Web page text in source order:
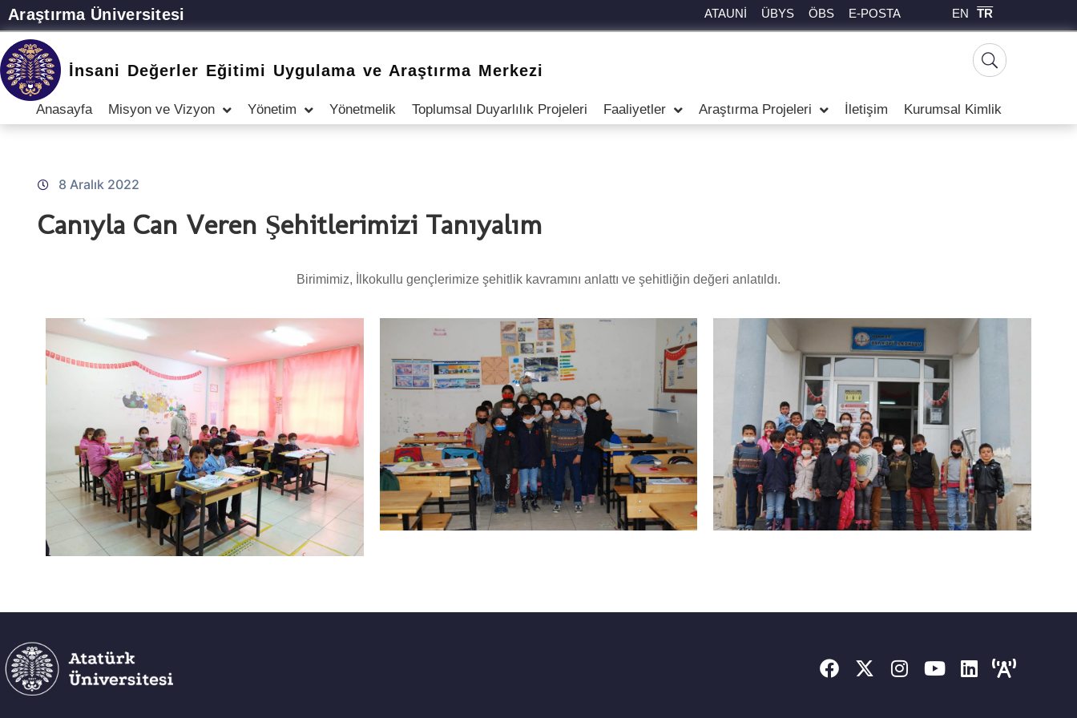
Araştırma Üniversitesi ATAUNİ ÜBYS ÖBS E-POSTA EN TR
İnsani Değerler Eğitimi Uygulama ve Araştırma Merkezi
Anasayfa Misyon ve Vizyon Yönetim Yönetmelik Toplumsal Duyarlılık Projeleri Faaliyetler Araştırma Projeleri İletişim Kurumsal Kimlik
8 Aralık 2022
Canıyla Can Veren Şehitlerimizi Tanıyalım
Birimimiz, İlkokullu gençlerimize şehitlik kavramını anlattı ve şehitliğin değeri anlatıldı.